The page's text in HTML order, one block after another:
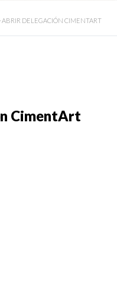
ABRIR DELEGACIÓN CIMENTART
CimentArt